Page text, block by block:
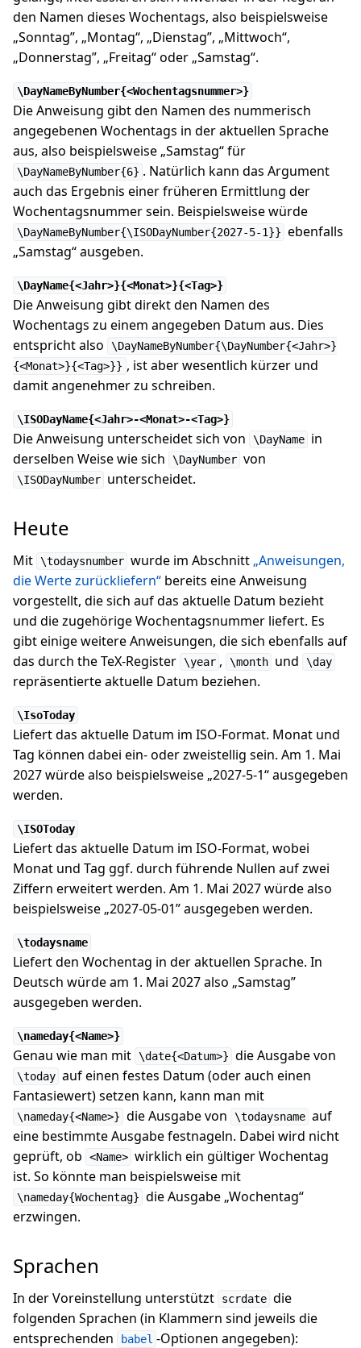
den Namen dieses Wochentags, also beispielsweise
„Sonntag”, „Montag“, „Dienstag”, „Mittwoch“,
„Donnerstag”, „Freitag“ oder „Samstag“.
\DayNameByNumber{<Wochentagsnummer>}
Die Anweisung gibt den Namen des nummerisch
angegebenen Wochentags in der aktuellen Sprache
aus, also beispielsweise „Samstag“ für
\DayNameByNumber{6} . Natürlich kann das Argument
auch das Ergebnis einer früheren Ermittlung der
Wochentagsnummer sein. Beispielsweise würde
\DayNameByNumber{\ISODayNumber{2027-5-1}} ebenfalls
„Samstag“ ausgeben.
\DayName{<Jahr>}{<Monat>}{<Tag>}
Die Anweisung gibt direkt den Namen des
Wochentags zu einem angegeben Datum aus. Dies
entspricht also
\DayNameByNumber{\DayNumber{<Jahr>}
{<Monat>}{<Tag>}} , ist aber wesentlich kürzer und
damit angenehmer zu schreiben.
\ISODayName{<Jahr>-<Monat>-<Tag>}
Die Anweisung unterscheidet sich von \DayName in
derselben Weise wie sich
\DayNumber von
\ISODayNumber unterscheidet.
Heute
Mit \todaysnumber wurde im Abschnitt „Anweisungen,
die Werte zurückliefern“ bereits eine Anweisung
vorgestellt, die sich auf das aktuelle Datum bezieht
und die zugehörige Wochentagsnummer liefert. Es
gibt einige weitere Anweisungen, die sich ebenfalls auf
das durch the TeX-Register \year , \month und \day
repräsentierte aktuelle Datum beziehen.
\IsoToday
Liefert das aktuelle Datum im ISO-Format. Monat und
Tag können dabei ein- oder zweistellig sein. Am 1. Mai
2027 würde also beispielsweise „2027-5-1“ ausgegeben
werden.
\ISOToday
Liefert das aktuelle Datum im ISO-Format, wobei
Monat und Tag ggf. durch führende Nullen auf zwei
Ziffern erweitert werden. Am 1. Mai 2027 würde also
beispielsweise „2027-05-01” ausgegeben werden.
\todaysname
Liefert den Wochentag in der aktuellen Sprache. In
Deutsch würde am 1. Mai 2027 also „Samstag”
ausgegeben werden.
\nameday{<Name>}
Genau wie man mit \date{<Datum>} die Ausgabe von
\today auf einen festes Datum (oder auch einen
Fantasiewert) setzen kann, kann man mit
\nameday{<Name>} die Ausgabe von \todaysname auf
eine bestimmte Ausgabe festnageln. Dabei wird nicht
geprüft, ob
<Name> wirklich ein gültiger Wochentag
ist. So könnte man beispielsweise mit
\nameday{Wochentag} die Ausgabe „Wochentag“
erzwingen.
Sprachen
In der Voreinstellung unterstützt scrdate die
folgenden Sprachen (in Klammern sind jeweils die
entsprechenden
babel -Optionen angegeben):